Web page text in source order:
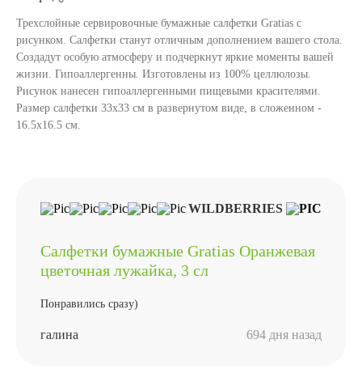
Трехслойные сервировочные бумажные салфетки Gratias с
рисунком. Салфетки станут отличным дополнением вашего стола.
Создадут особую атмосферу и подчеркнут яркие моменты вашей
жизни. Гипоаллергенны. Изготовлены из 100% целлюлозы.
Рисунок нанесен гипоаллергенными пищевыми красителями.
Размер салфетки 33х33 см в развернутом виде, в сложенном -
16.5х16.5 см.
WILDBERRIES
Салфетки бумажные Gratias Оранжевая
цветочная лужайка, 3 сл
Понравились сразу)
галина 694 дня назад